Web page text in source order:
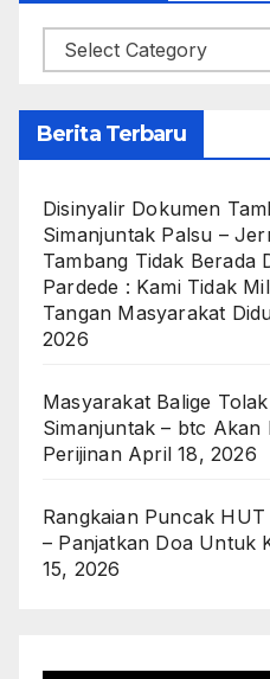
Categories
Berita Terbaru
Disinyalir Dokumen
Simanjuntak Palsu –
Tambang Tidak Berada
Pardede : Kami Tidak
Tangan Masyarakat
2026
Masyarakat Balige
Simanjuntak – btc Akan
Perijinan April 18, 2026
Rangkaian Puncak
– Panjatkan Doa Untuk
15, 2026